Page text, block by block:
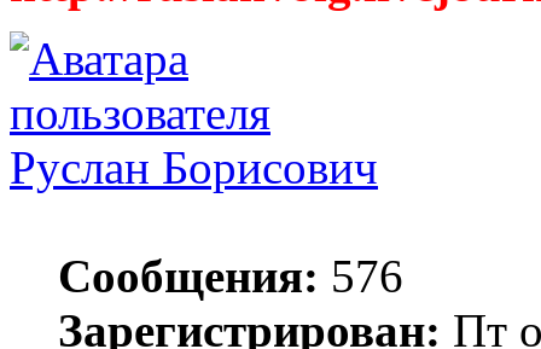
Руслан Борисович
Сообщения: 576
Зарегистрирован: Пт